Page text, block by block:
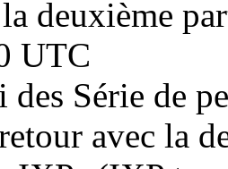
deuxième
UTC
des Série de
avec la